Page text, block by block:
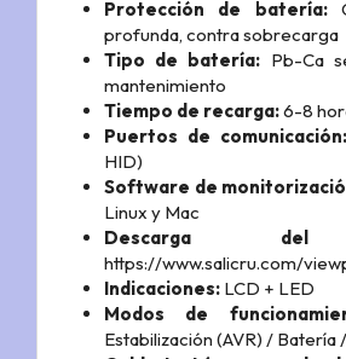
Protección de batería:
profunda, contra sobrecarga
Tipo de batería: Pb-Ca
mantenimiento
Tiempo de recarga:6-8
Puertos de comunicación:
HID)
Software de
Linux y Mac
Descarga del
https://www.salicru.com/
Indicaciones: LCD + LED
Modos de
Estabilización (AVR) / Batería